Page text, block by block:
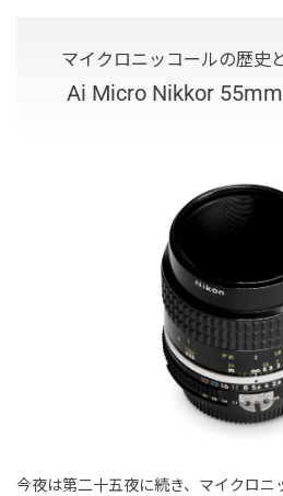
マイクロニッコールの歴史
Ai Micro Nikkor 55mm
今夜は第二十五夜に続き、マイクロニ